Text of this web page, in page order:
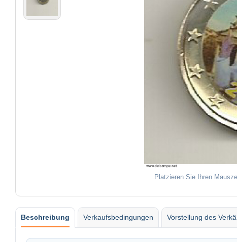
Platzieren Sie Ihren
Beschreibung Verkaufsbedingungen Vorstellung des